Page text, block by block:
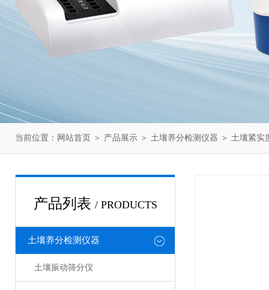
当前位置： 网站首页 ＞ 产品展示 ＞ 土壤养分检测仪器 ＞ 土壤紧实
产品列表 / PRODUCTS
土壤养分检测仪器
土壤振动筛分仪